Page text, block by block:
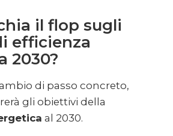
il flop sugli
efficienza
2030?
di passo concreto,
gli obiettivi della
al 2030.